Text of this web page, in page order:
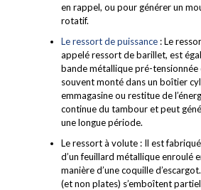
en rappel, ou pour générer un
rotatif.
Le ressort de puissance: Le
appelé ressort de barillet, est
bande métallique pré-tensionnée
souvent monté dans un boîtier
emmagasine ou restitue de
continue du tambour et peut
une longue période.
Le ressort à volute : Il est
d’un feuillard métallique enroulé
manière d’une coquille
(et non plates) s’emboîtent